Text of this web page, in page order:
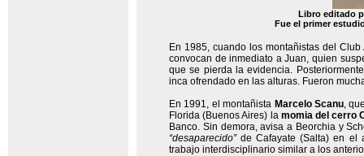
Libro editado
Fue el primer
En 1985, cuando los montañistas del
convocan de inmediato a Juan, quien
que se pierda la evidencia.
inca ofrendado en las alturas. Fueron
En 1991, el montañista Marcelo Scanu,
Florida (Buenos Aires) la momia del cerro
Banco. Sin demora, avisa a Beorchia y
“desaparecido”de Cafayate (Salta) en el
trabajo interdisciplinario similar a los